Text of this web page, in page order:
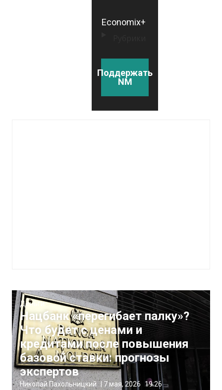
Economix+
Поддержать
NM
Деньги
Нацбанк «перегибает палку»?
Что будет с ценами и
кредитами после повышения
базовой ставки: прогнозы
экспертов
Николай Пахольницкий 7 мая, 2026 19:26